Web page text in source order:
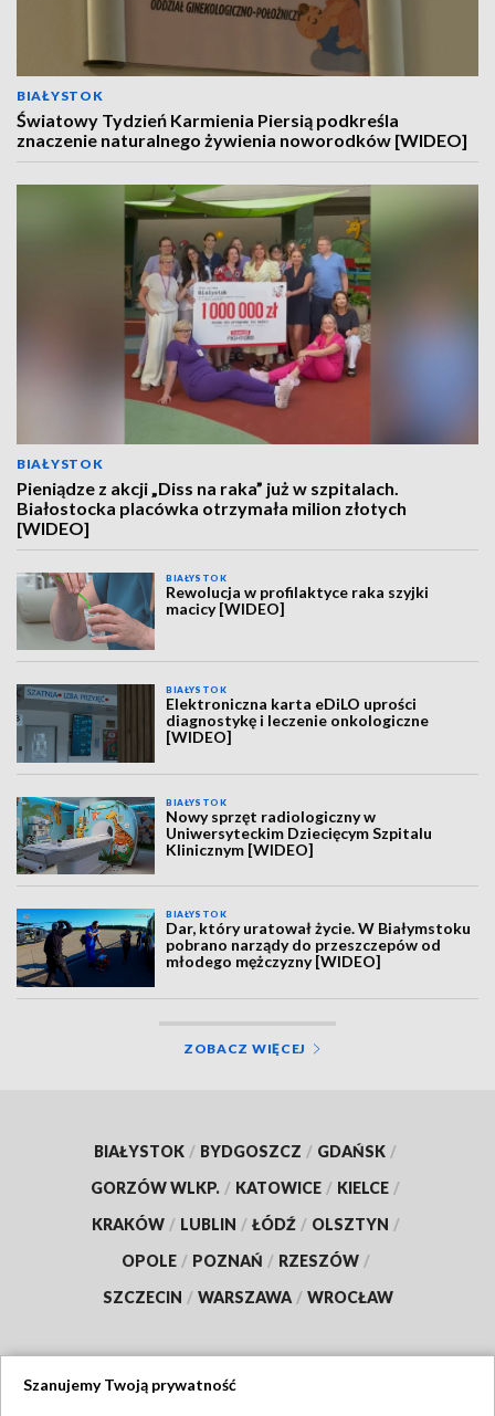
BIAŁYSTOK
Światowy Tydzień Karmienia Piersią podkreśla
znaczenie naturalnego żywienia noworodków [WIDEO]
BIAŁYSTOK
Pieniądze z akcji „Diss na raka” już w szpitalach.
Białostocka placówka otrzymała milion złotych
[WIDEO]
BIAŁYSTOK
Rewolucja w profilaktyce raka szyjki
macicy [WIDEO]
BIAŁYSTOK
Elektroniczna karta eDiLO uprości
diagnostykę i leczenie onkologiczne
[WIDEO]
BIAŁYSTOK
Nowy sprzęt radiologiczny w
Uniwersyteckim Dziecięcym Szpitalu
Klinicznym [WIDEO]
BIAŁYSTOK
Dar, który uratował życie. W Białymstoku
pobrano narządy do przeszczepów od
młodego mężczyzny [WIDEO]
ZOBACZ WIĘCEJ
BIAŁYSTOK / BYDGOSZCZ / GDAŃSK /
GORZÓW WLKP. / KATOWICE / KIELCE /
KRAKÓW / LUBLIN / ŁÓDŹ / OLSZTYN /
OPOLE / POZNAŃ / RZESZÓW /
SZCZECIN / WARSZAWA / WROCŁAW
Szanujemy Twoją prywatność